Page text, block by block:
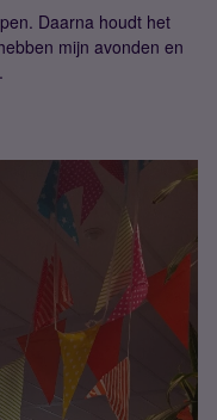
Daarna houdt het
mijn avonden en